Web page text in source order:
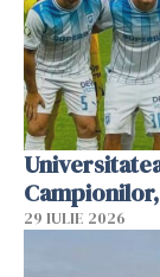
29 IULIE 2026